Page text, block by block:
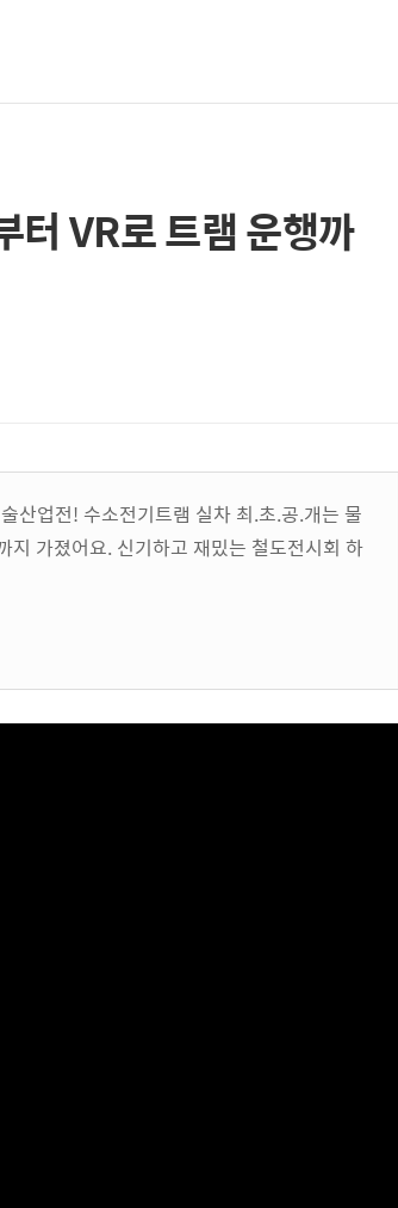
터 VR로 트램 운행까
업전! 수소전기트램 실차 최.초.공.개는 물
지 가졌어요. 신기하고 재밌는 철도전시회 하